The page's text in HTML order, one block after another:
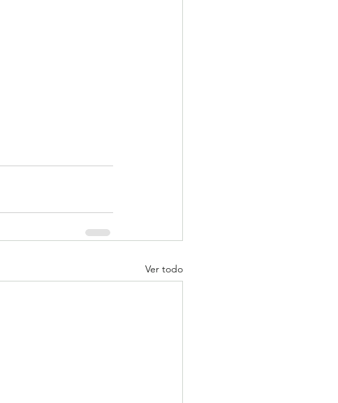
Ver todo